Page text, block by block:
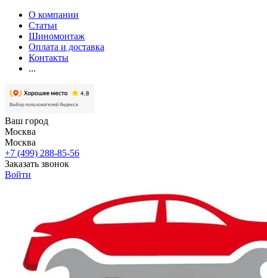
О компании
Статьи
Шиномонтаж
Оплата и доставка
Контакты
...
Ваш город
Москва
Москва
+7 (499) 288-85-56
Заказать звонок
Войти